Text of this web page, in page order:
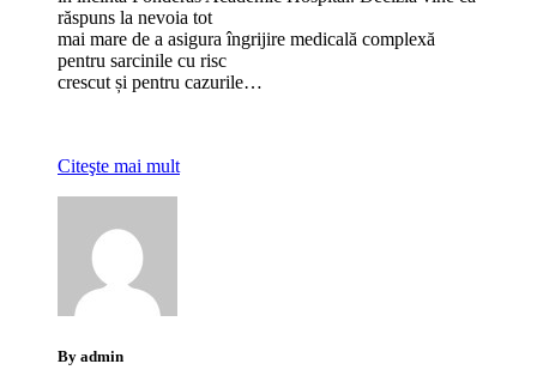
răspuns la nevoia tot
mai mare de a asigura îngrijire medicală complexă
pentru sarcinile cu risc
crescut și pentru cazurile…
Citeşte mai mult
By admin